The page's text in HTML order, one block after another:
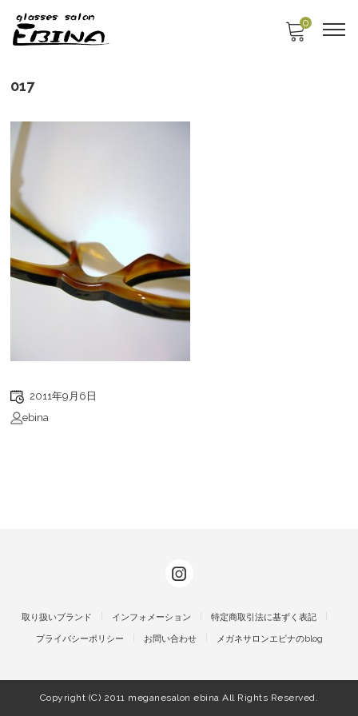
0
017
2011年9月6日
ebina
取り扱いブランド インフォメーション 特定商取引法に基ずく表記
プライバシーポリシー お問い合わせ メガネサロンエビナのblog
Copyright (C) 2011 meganesalon ebina All Rights Reserved.